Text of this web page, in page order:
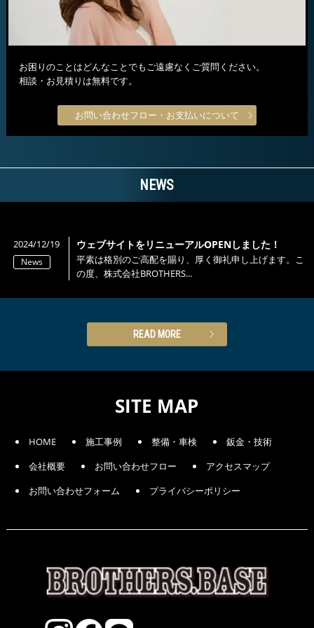
お困りのことはどんなことでもご遠慮なくご質問ください。
相談・お見積りは無料です。
お問い合わせフロー・お支払いについて
NEWS
2024/12/19
News
ウェブサイトをリニューアルOPENしました！
平素は格別のご高配を賜り、厚く御礼申し上げます。こ
の度、株式会社BROTHERS...
READ MORE
SITE MAP
HOME 施工事例 整備・車検
鈑金・技術
会社概要
お問い合わせフロー
アクセスマップ
お問い合わせフォーム
プライバシーポリシー